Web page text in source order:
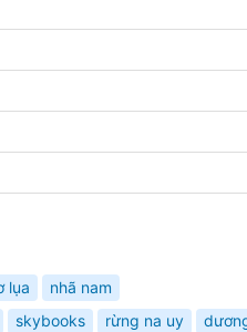
lụa
nhã nam
skybooks rừng na uy